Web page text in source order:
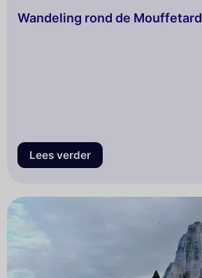
Wandeling rond de Mouffetard
Lees verder